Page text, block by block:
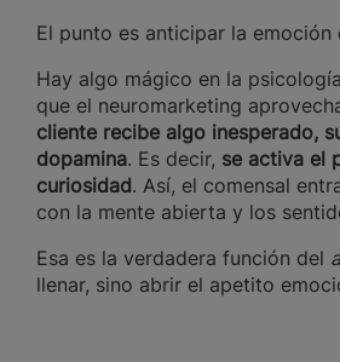
El punto es anticipar la emoción
Hay algo mágico en la
que el neuromarketing
cliente recibe algo inesperado,
dopamina. Es decir, se activa el
curiosidad. Así, el comensal
con la mente abierta y los
Esa es la verdadera función del
llenar, sino abrir el apetito